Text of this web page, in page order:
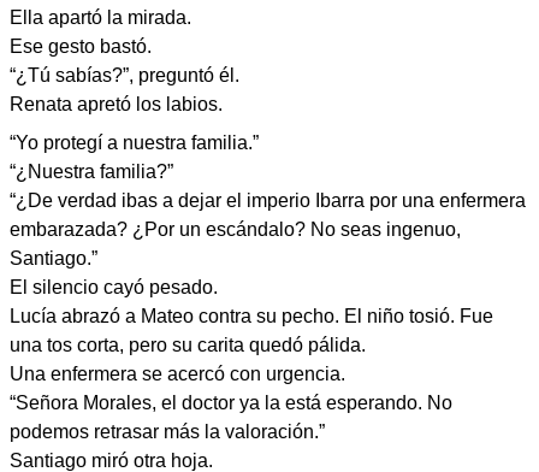
Ella apartó la mirada.
Ese gesto bastó.
“¿Tú sabías?”, preguntó él.
Renata apretó los labios.
“Yo protegí a nuestra familia.”
“¿Nuestra familia?”
“¿De verdad ibas a dejar el imperio Ibarra por una enfermera
embarazada? ¿Por un escándalo? No seas ingenuo,
Santiago.”
El silencio cayó pesado.
Lucía abrazó a Mateo contra su pecho. El niño tosió. Fue
una tos corta, pero su carita quedó pálida.
Una enfermera se acercó con urgencia.
“Señora Morales, el doctor ya la está esperando. No
podemos retrasar más la valoración.”
Santiago miró otra hoja.